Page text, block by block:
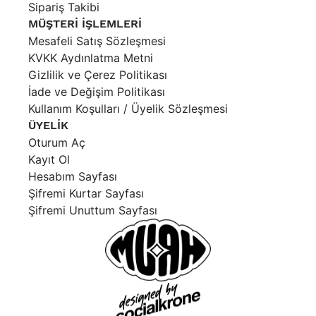
Sipariş Takibi
MÜŞTERİ İŞLEMLERİ
Mesafeli Satış Sözleşmesi
KVKK Aydınlatma Metni
Gizlilik ve Çerez Politikası
İade ve Değişim Politikası
Kullanım Koşulları / Üyelik Sözleşmesi
ÜYELİK
Oturum Aç
Kayıt Ol
Hesabım Sayfası
Şifremi Kurtar Sayfası
Şifremi Unuttum Sayfası